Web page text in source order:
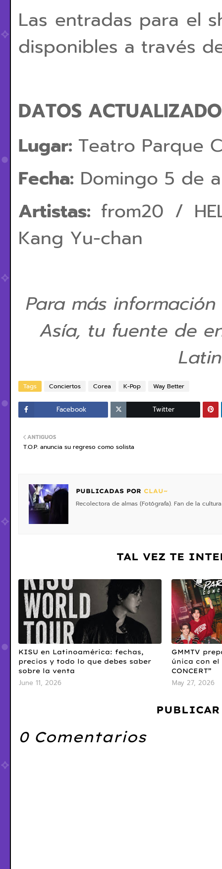
Las entradas para el
disponibles a través
DATOS
Lugar: Teatro Parque
Fecha: Domingo 5 de
Artistas: from20 /
Kang Yu-chan
Para más
Asía, tu fuente de
Tags Conciertos Corea K-Pop Way Better
Facebook Twitter
ANTIGUOS
T.O.P. anuncia su regreso como solista
PUBLICADAS POR CLAU~
Recolectora de almas (Fotógrafa). Fan de la
TAL VEZ TE
KISU en Latinoamérica: fechas,
precios y todo lo que debes saber
sobre la venta
June 11, 2026
GMMTV
única con el
CONCERT”
May 27, 2026
0 Comentarios